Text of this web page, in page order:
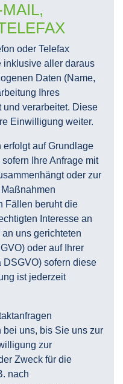
oder Telefax
inklusive aller daraus
Daten (Name,
Ihres
verarbeitet. Diese
Einwilligung weiter.
erfolgt auf Grundlage
Ihre Anfrage mit
oder zur
Fällen beruht die
Interesse an
uns gerichteten
oder auf Ihrer
DSGVO) sofern diese
ist jederzeit
uns, bis Sie uns zur
zur
Zweck für die
nach